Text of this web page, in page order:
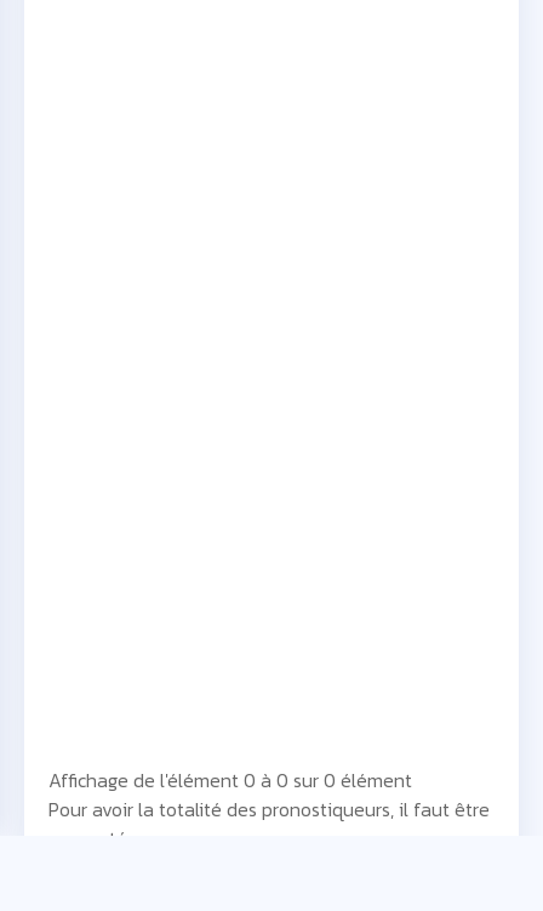
Affichage de l'élément 0 à 0 sur 0 élément
Pour avoir la totalité des pronostiqueurs, il faut être
connecté